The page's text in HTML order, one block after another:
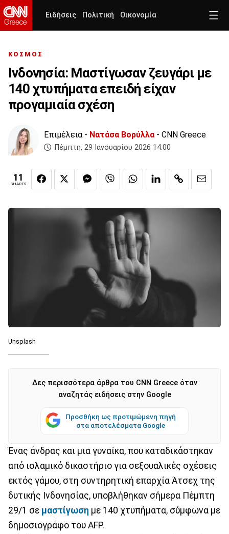
Ειδήσεις Πολιτική Οικονομία
ΚΟΣΜΟΣ
Ινδονησία: Μαστίγωσαν ζευγάρι με
140 χτυπήματα επειδή είχαν
προγαμιαία σχέση
Επιμέλεια - Νατάσα Βορύλλα- CNN Greece
Πέμπτη, 29 Ιανουαρίου 2026 14:00
11
SHARES
Unsplash
Δες περισσότερα άρθρα του CNN Greece όταν
αναζητάς ειδήσεις στην Google
Προσθήκη ως προτιμώμενη πηγή
στα αποτελέσματα Google
Ένας άνδρας και μια γυναίκα, που καταδικάστηκαν
από ισλαμικό δικαστήριο για σεξουαλικές σχέσεις
εκτός γάμου, στη συντηρητική επαρχία Άτσεχ της
δυτικής Ινδονησίας, υποβλήθηκαν σήμερα Πέμπτη
29/1 σε μαστίγωση με 140 χτυπήματα, σύμφωνα με
δημοσιογράφο του AFP.